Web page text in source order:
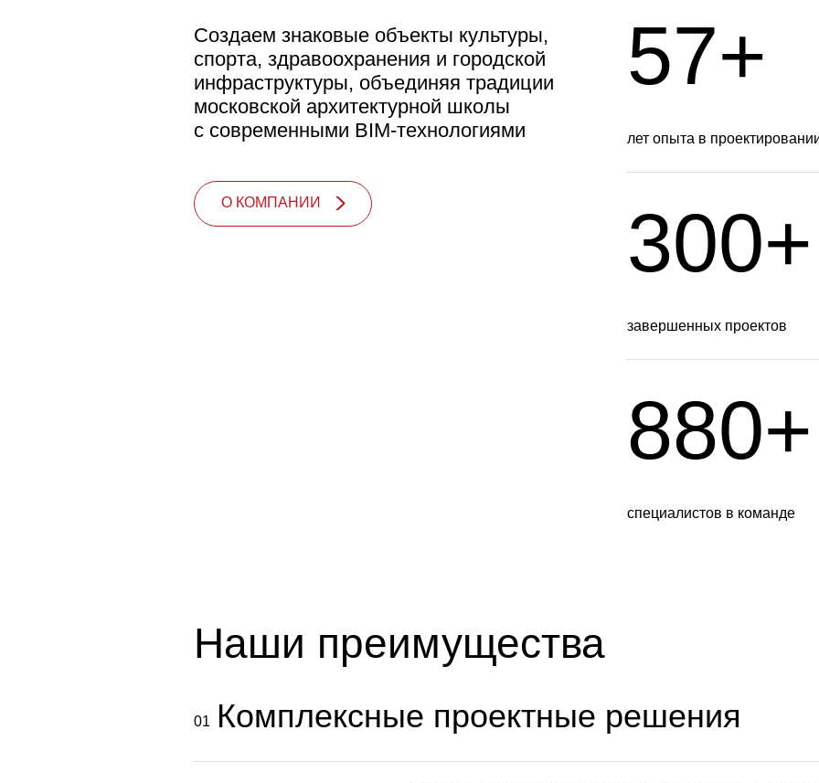
Создаем знаковые объекты культуры,
спорта, здравоохранения и городской
инфраструктуры, объединяя традиции
московской архитектурной школы
с современными BIM-технологиями
57+
лет опыта в
300+
завершенных проектов
880+
специалистов в команде
О КОМПАНИИ
Наши преимущества
01 Комплексные проектные решения